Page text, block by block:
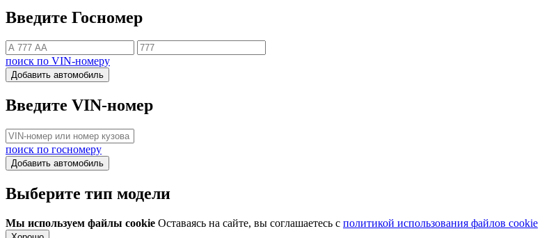
Введите Госномер
поиск по VIN-номеру
Добавить автомобиль
Введите VIN-номер
поиск по госномеру
Добавить автомобиль
Выберите тип модели
Мы используем файлы cookie Оставаясь на сайте, вы соглашаетесь с политикой использования файлов cookie